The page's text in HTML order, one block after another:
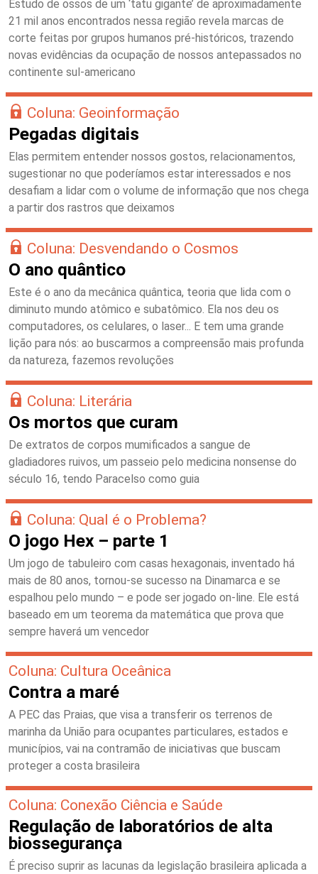
Estudo de ossos de um ‘tatu gigante’ de aproximadamente
21 mil anos encontrados nessa região revela marcas de
corte feitas por grupos humanos pré-históricos, trazendo
novas evidências da ocupação de nossos antepassados no
continente sul-americano
Coluna: Geoinformação
Pegadas digitais
Elas permitem entender nossos gostos, relacionamentos,
sugestionar no que poderíamos estar interessados e nos
desafiam a lidar com o volume de informação que nos chega
a partir dos rastros que deixamos
Coluna: Desvendando o Cosmos
O ano quântico
Este é o ano da mecânica quântica, teoria que lida com o
diminuto mundo atômico e subatômico. Ela nos deu os
computadores, os celulares, o laser... E tem uma grande
lição para nós: ao buscarmos a compreensão mais profunda
da natureza, fazemos revoluções
Coluna: Literária
Os mortos que curam
De extratos de corpos mumificados a sangue de
gladiadores ruivos, um passeio pelo medicina nonsense do
século 16, tendo Paracelso como guia
Coluna: Qual é o Problema?
O jogo Hex – parte 1
Um jogo de tabuleiro com casas hexagonais, inventado há
mais de 80 anos, tornou-se sucesso na Dinamarca e se
espalhou pelo mundo – e pode ser jogado on-line. Ele está
baseado em um teorema da matemática que prova que
sempre haverá um vencedor
Coluna: Cultura Oceânica
Contra a maré
A PEC das Praias, que visa a transferir os terrenos de
marinha da União para ocupantes particulares, estados e
municípios, vai na contramão de iniciativas que buscam
proteger a costa brasileira
Coluna: Conexão Ciência e Saúde
Regulação de laboratórios de alta
biossegurança
É preciso suprir as lacunas da legislação brasileira aplicada a